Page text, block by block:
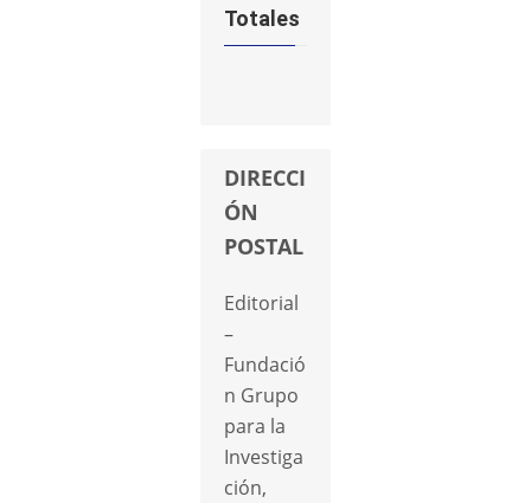
Totales
DIRECCI
ÓN
POSTAL
Editorial
–
Fundació
n Grupo
para la
Investiga
ción,